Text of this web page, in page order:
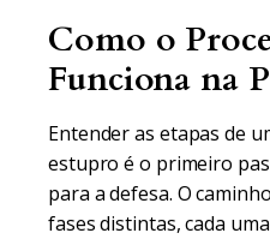
Como o
Funciona na
Entender as etapas de
estupro é o primeiro
para a defesa. O
fases distintas, cada